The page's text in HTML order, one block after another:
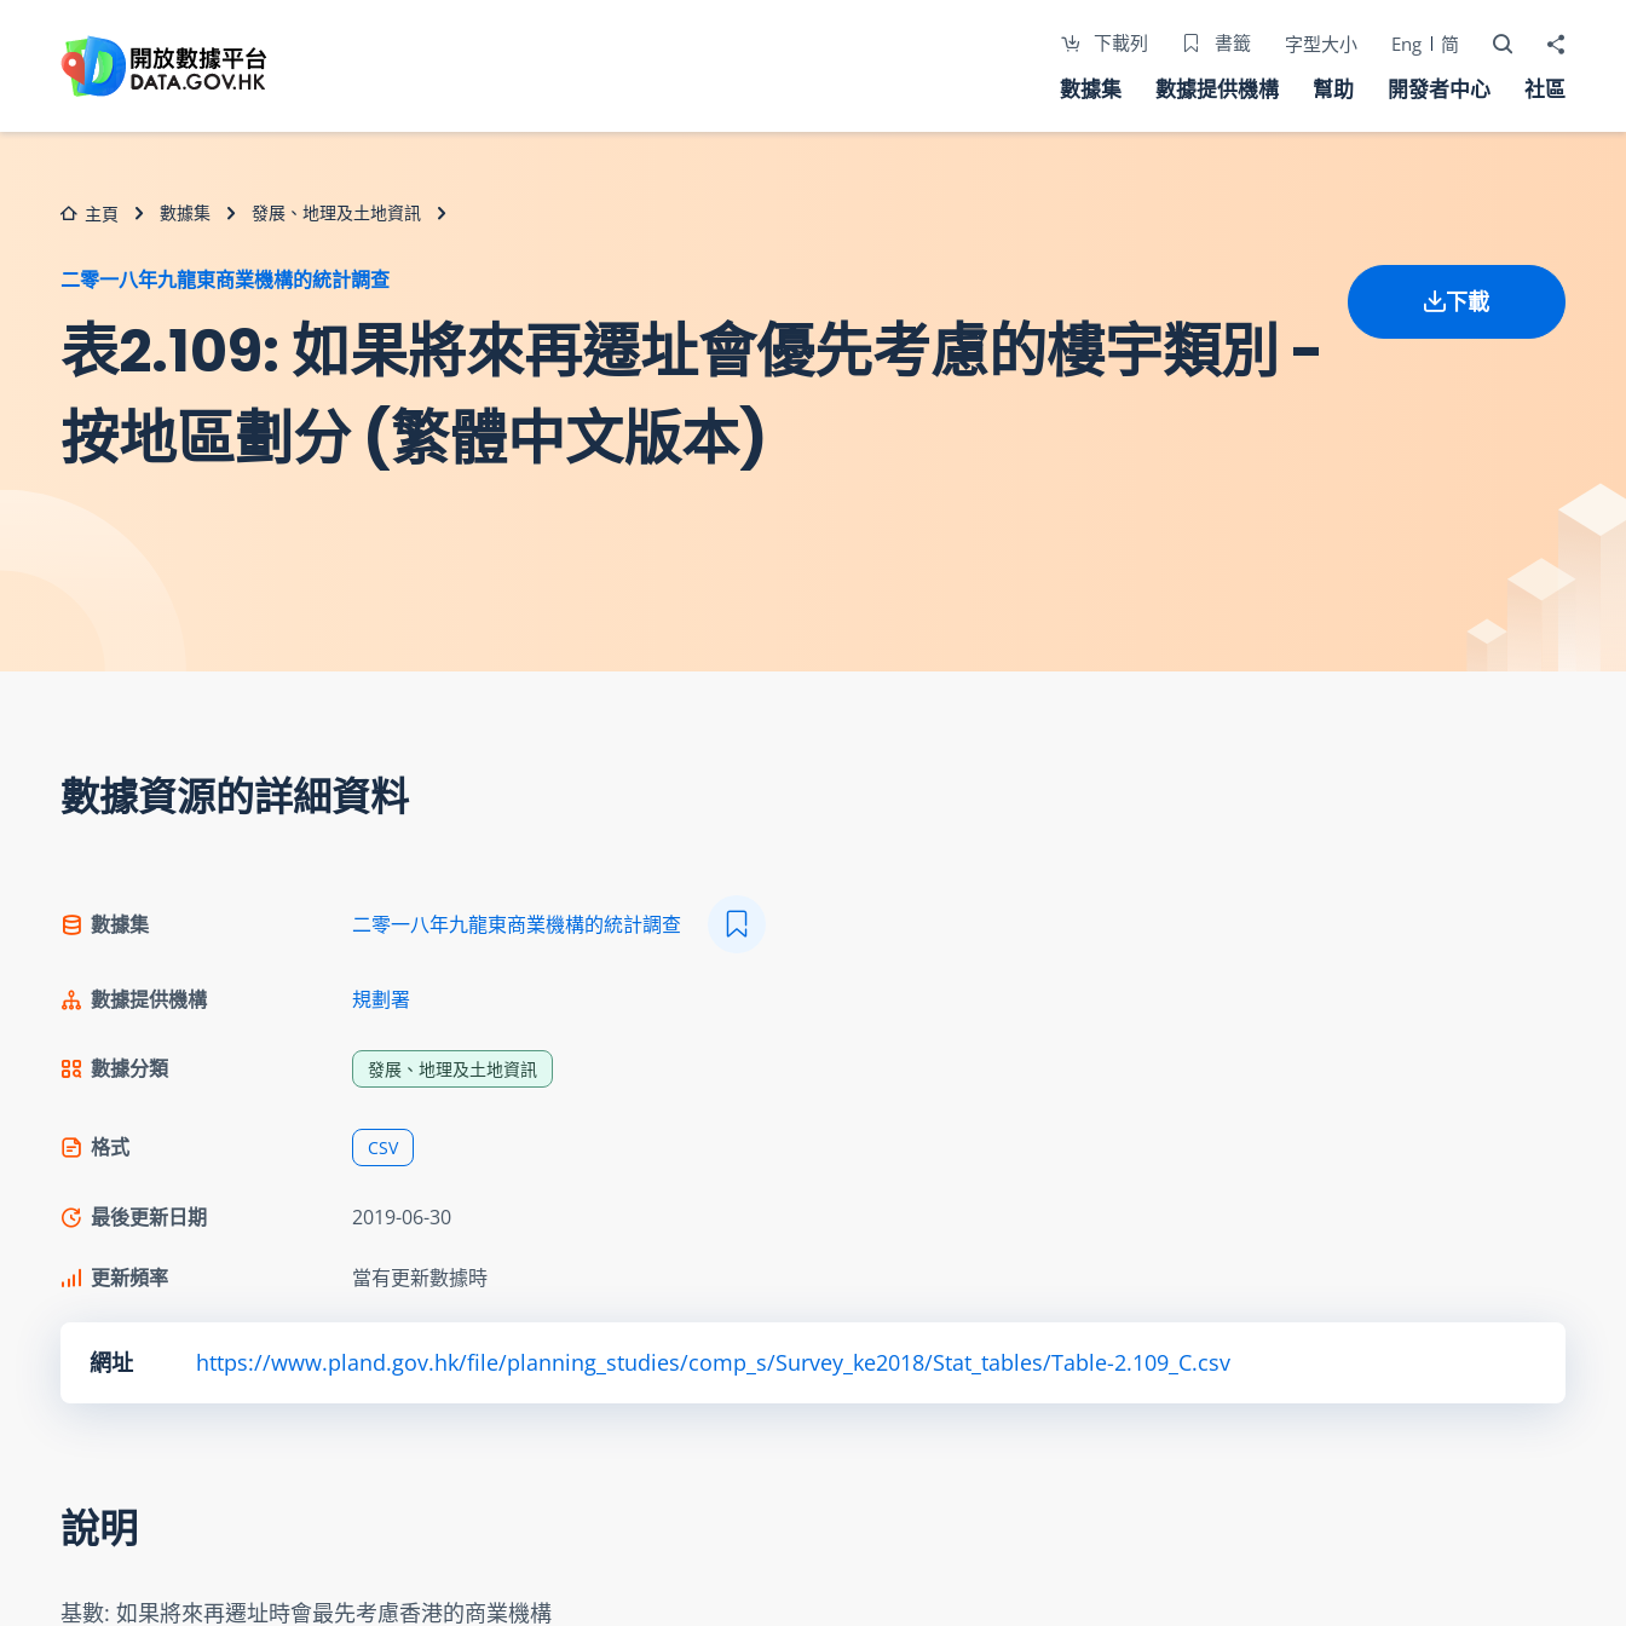
下載列 書籤 字型大小 Eng 简 打開搜尋器
分享至
數據集 數據提供機構 幫助 開發者中心 社區
主頁 數據集 發展、地理及土地資訊
二零一八年九龍東商業機構的統計調查
表2.109: 如果將來再遷址會優先考慮的樓宇類別 -
按地區劃分 (繁體中文版本)
下載
數據資源的詳細資料
數據集 二零一八年九龍東商業機構的統計調查
數據提供機構 規劃署
數據分類 發展、地理及土地資訊
格式 CSV
最後更新日期 2019-06-30
更新頻率 當有更新數據時
網址 https://www.pland.gov.hk/file/planning_studies/comp_s/Survey_ke2018/Stat_tables/Table-2.109_C.csv
說明
基數: 如果將來再遷址時會最先考慮香港的商業機構